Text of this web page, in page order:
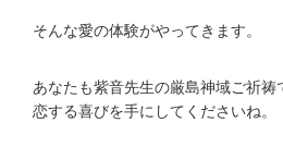
そんな愛の体験がやってきます。
あなたも紫音先生の厳島神域ご祈祷
恋する喜びを手にしてくださいね。